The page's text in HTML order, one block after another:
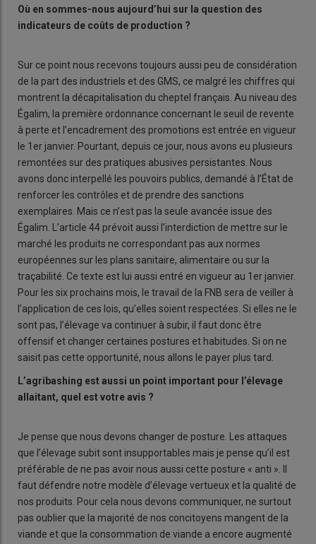
Où en sommes-nous aujourd’hui sur la question des
indicateurs de coûts de production ?
Sur ce point nous recevons toujours aussi peu de considération
de la part des industriels et des GMS, ce malgré les chiffres qui
montrent la décapitalisation du cheptel français. Au niveau des
Égalim, la première ordonnance concernant le seuil de revente
à perte et l’encadrement des promotions est entrée en vigueur
le 1er janvier. Pourtant, depuis ce jour, nous avons eu plusieurs
remontées sur des pratiques abusives persistantes. Nous
avons donc interpellé les pouvoirs publics, demandé à l’État de
renforcer les contrôles et de prendre des sanctions
exemplaires. Mais ce n’est pas la seule avancée issue des
Égalim. L’article 44 prévoit aussi l’interdiction de mettre sur le
marché les produits ne correspondant pas aux normes
européennes sur les plans sanitaire, alimentaire ou sur la
traçabilité. Ce texte est lui aussi entré en vigueur au 1er janvier.
Pour les six prochains mois, le travail de la FNB sera de veiller à
l’application de ces lois, qu’elles soient respectées. Si elles ne le
sont pas, l’élevage va continuer à subir, il faut donc être
offensif et changer certaines postures et habitudes. Si on ne
saisit pas cette opportunité, nous allons le payer plus tard.
L’agribashing est aussi un point important pour l’élevage
allaitant, quel est votre avis ?
Je pense que nous devons changer de posture. Les attaques
que l’élevage subit sont insupportables mais je pense qu’il est
préférable de ne pas avoir nous aussi cette posture « anti ». Il
faut défendre notre modèle d’élevage vertueux et la qualité de
nos produits. Pour cela nous devons communiquer, ne surtout
pas oublier que la majorité de nos concitoyens mangent de la
viande et que la consommation de viande a encore augmenté